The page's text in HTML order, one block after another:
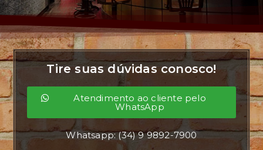
Tire suas dúvidas conosco!
Atendimento ao cliente pelo
WhatsApp
Whatsapp: (34) 9 9892-7900